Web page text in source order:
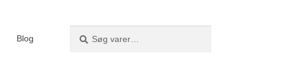
Blog
efter: